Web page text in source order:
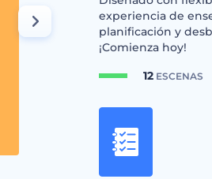
experiencia de
planificación y
¡Comienza hoy!
12ESCENAS